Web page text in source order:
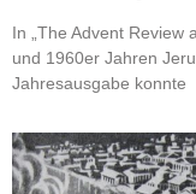
In „The Advent Review
und 1960er Jahren
Jahresausgabe konnte